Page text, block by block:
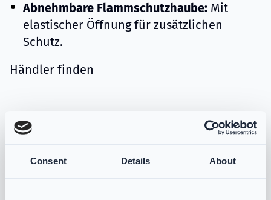
Consent Details About
Abnehmbare Flammschutzhaube: Mit
elastischer Öffnung für zusätzlichen
Schutz.
Händler finden
Read more about VIKING PS1000 Einsatzjacke Modell 082
Read more aboutVIKING